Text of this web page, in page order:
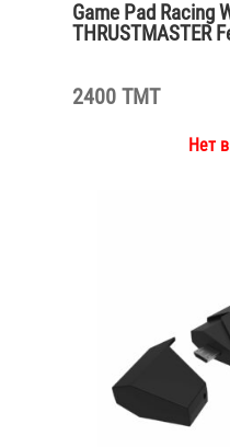
Game Pad Racing
THRUSTMASTER
2400 TMT
Нет